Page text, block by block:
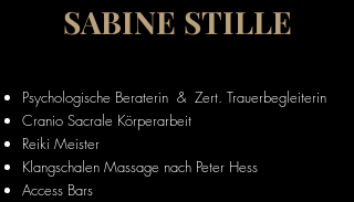
SABINE STILLE
Psychologische Beraterin & Zert. Trauerbegleiterin
Cranio Sacrale Körperarbeit
Reiki Meister
Klangschalen Massage nach Peter Hess
Access Bars